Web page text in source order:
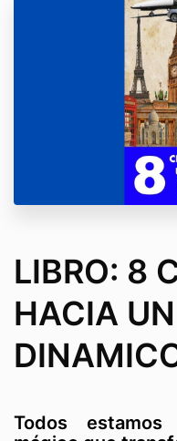
LIBRO: 8
HACIA
Todos